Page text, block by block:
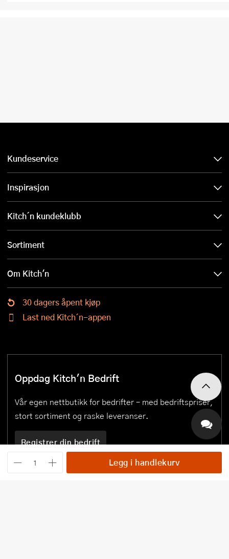
Legg i handlekurv
Kundeservice
Inspirasjon
Kitch´n kundeklubb
Sortiment
Om Kitch'n
30 dagers åpent kjøp
Last ned Kitch´n-appen
Oppdag Kitch'n Bedrift
Vår egen nettbutikk for bedrifter – med bedriftspriser,
stort sortiment og raske leveranser.
Registrer din bedrift